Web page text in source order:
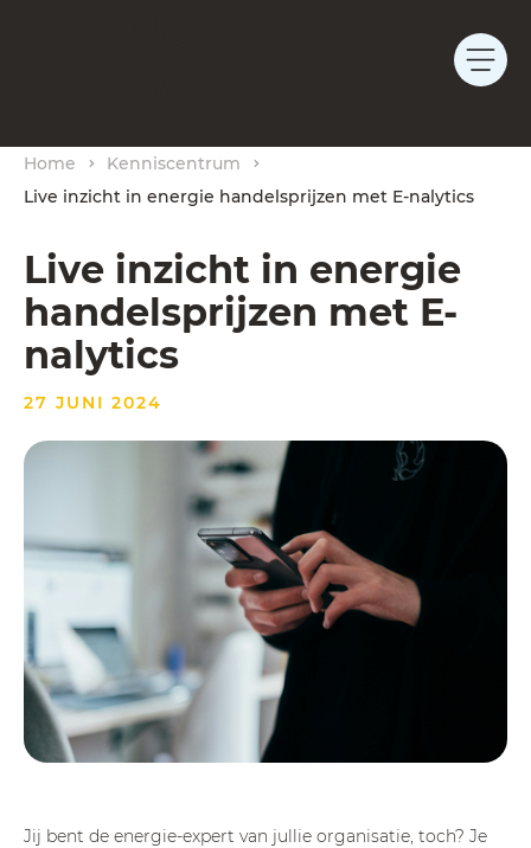
Home
Kenniscentrum
Live inzicht in energie handelsprijzen met E-nalytics
Live inzicht in energie
handelsprijzen met E-
nalytics
27 JUNI 2024
Jij bent de energie-expert van jullie organisatie, toch? Je